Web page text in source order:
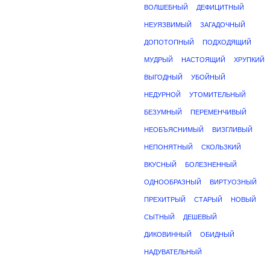
ВОЛШЕБНЫЙ ДЕФИЦИТНЫЙ
НЕУЯЗВИМЫЙ ЗАГАДОЧНЫЙ
ДОПОТОПНЫЙ ПОДХОДЯЩИЙ
МУДРЫЙ НАСТОЯЩИЙ ХРУПКИЙ
ВЫГОДНЫЙ УБОЙНЫЙ
НЕДУРНОЙ УТОМИТЕЛЬНЫЙ
БЕЗУМНЫЙ ПЕРЕМЕНЧИВЫЙ
НЕОБЪЯСНИМЫЙ ВИЗГЛИВЫЙ
НЕПОНЯТНЫЙ СКОЛЬЗКИЙ
ВКУСНЫЙ БОЛЕЗНЕННЫЙ
ОДНООБРАЗНЫЙ ВИРТУОЗНЫЙ
ПРЕХИТРЫЙ СТАРЫЙ НОВЫЙ
СЫТНЫЙ ДЕШЕВЫЙ
ДИКОВИННЫЙ ОБИДНЫЙ
НАДУВАТЕЛЬНЫЙ